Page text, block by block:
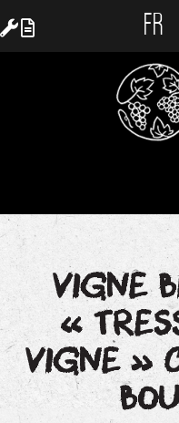
FR
VIGNE
«
VIGNE »